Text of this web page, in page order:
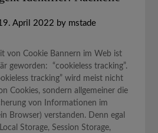
April 2022 by mstade
von Cookie Bannern im Web ist
geworden: “cookieless tracking”.
tracking” wird meist nicht
Cookies, sondern allgemeiner die
von Informationen im
Browser) verstanden. Denn egal
Storage, Session Storage,